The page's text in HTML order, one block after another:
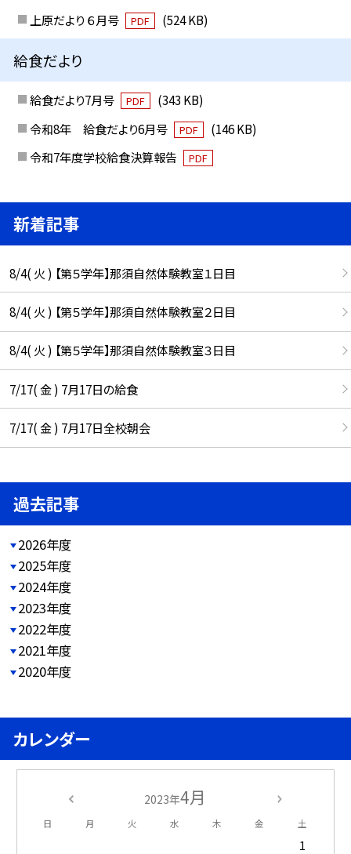
上原だより ６月号
PDF (524 KB)
給食だより
給食だより7月号 PDF
(343 KB)
令和8年 給食だより6月号
PDF
(146 KB)
令和7年度学校給食決算報告
PDF
新着記事
8/4( 火 ) 【第５学年】那須自然体験教室１日目
8/4( 火 ) 【第５学年】那須自然体験教室２日目
8/4( 火 ) 【第５学年】那須自然体験教室３日目
7/17( 金 ) 7月17日の給食
7/17( 金 ) 7月17日全校朝会
過去記事
2026年度
2025年度
2024年度
2023年度
2022年度
2021年度
2020年度
カレンダー
2023年4月
日 月 火 水 木 金 土
1